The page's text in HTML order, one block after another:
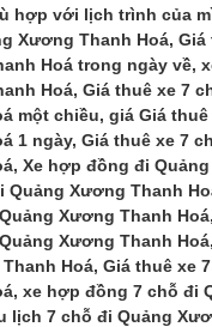
hợp với lịch trình của
Xương Thanh Hoá,
Hoá trong ngày về,
Hoá, Giá thuê xe 7
một chiều, giá Giá
1 ngày, Giá thuê xe 7
Xe hợp đồng đi
Quảng Xương Thanh
Xương Thanh
Xương Thanh
Hoá, Giá thuê xe
xe hợp đồng 7 chỗ đi
lịch 7 chỗ đi Quảng